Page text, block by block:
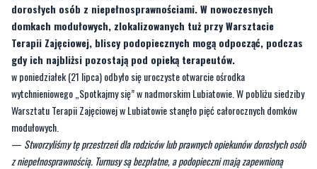
gdy ich najbliżsi pozostają pod opieką terapeutów.
w poniedziałek (21 lipca) odbyło się uroczyste otwarcie ośrodka
wytchnieniowego „Spotkajmy się” w nadmorskim Lubiatowie. W pobliżu siedziby
Warsztatu Terapii Zajęciowej w Lubiatowie stanęło pięć całorocznych domków
modułowych.
—Stworzyliśmy tę przestrzeń dla rodziców lub prawnych opiekunów dorosłych osób
z niepełnosprawnością. Turnusy są bezpłatne, a podopieczni mają zapewnioną
opiekę terapeutów. W tym czasie ich bliscy mogą korzystać z czasu wolnego –
odetchnąć i zrelaksować się. Anna Dymna świętowała wraz z partnerami,
przyjaciółmi, podopiecznymi oraz pracownikami fundacji- informuje Fundacja